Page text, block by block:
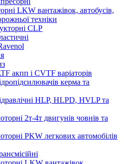
LKW вантажівок, автобусів,
техніки
CLP
акпп і CVTF варіаторів
керма та
HLP, HLPD, HVLP та
2т-4т двигунів човнів та
PKW легкових автомобілів